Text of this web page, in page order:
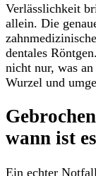
Verlässlichkeit
allein. Die
dentales
nicht nur, was
Wurzel und
wann ist
Ein echter